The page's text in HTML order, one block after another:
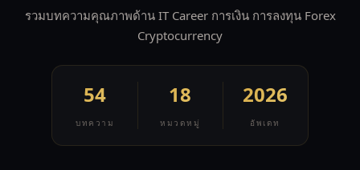
รวมบทความคุณภาพด้าน IT Career การเงิน การลงทุน Forex
Cryptocurrency
54
บทความ
18
หมวดหมู่
2026
อัพเดท